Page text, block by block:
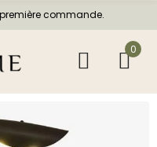
commande.
0